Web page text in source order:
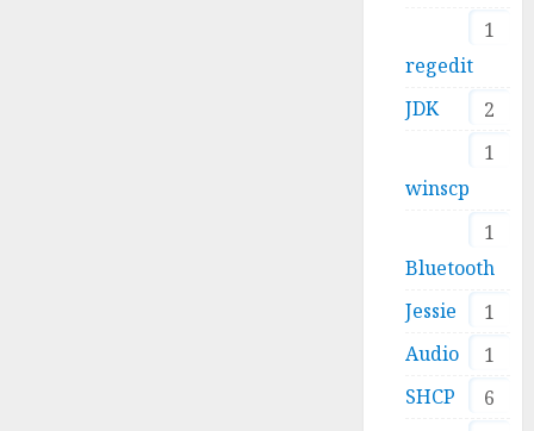
1
regedit
2
JDK
1
winscp
1
Bluetooth
1
Jessie
1
Audio
6
SHCP